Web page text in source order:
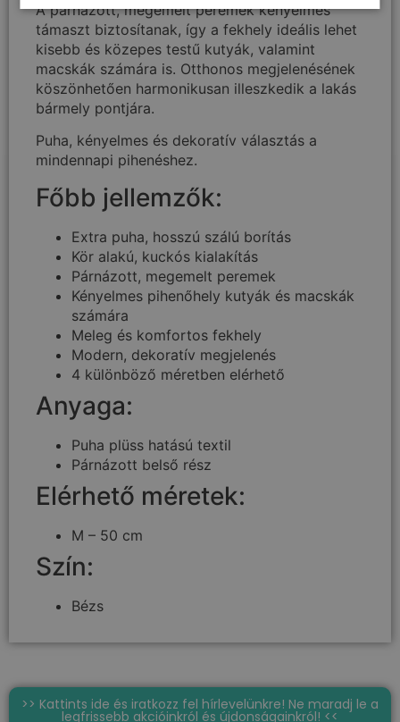
A párnázott, megemelt peremek kényelmes
támaszt biztosítanak, így a fekhely ideális lehet
kisebb és közepes testű kutyák, valamint
macskák számára is. Otthonos megjelenésének
köszönhetően harmonikusan illeszkedik a lakás
bármely pontjára.
Puha, kényelmes és dekoratív választás a
mindennapi pihenéshez.
Főbb jellemzők:
Extra puha, hosszú szálú borítás
Kör alakú, kuckós kialakítás
Párnázott, megemelt peremek
Kényelmes pihenőhely kutyák és macskák
számára
Meleg és komfortos fekhely
Modern, dekoratív megjelenés
4 különböző méretben elérhető
Anyaga:
Puha plüss hatású textil
Párnázott belső rész
Elérhető méretek:
M – 50 cm
Szín:
Bézs
>> Kattints ide és iratkozz fel hírlevelünkre! Ne maradj le a
legfrissebb akcióinkról és újdonságainkról! <<